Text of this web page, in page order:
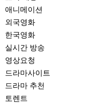
애니메이션
외국영화
한국영화
실시간 방송
영상요청
드라마사이트
드라마 추천
토렌트